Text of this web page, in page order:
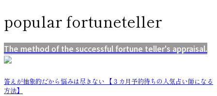
popular fortuneteller
The method of the successful fortune teller's appraisal.
答えが抽象的だから悩みは尽きない 【３カ月予約待ちの人気占い師になる
方法】